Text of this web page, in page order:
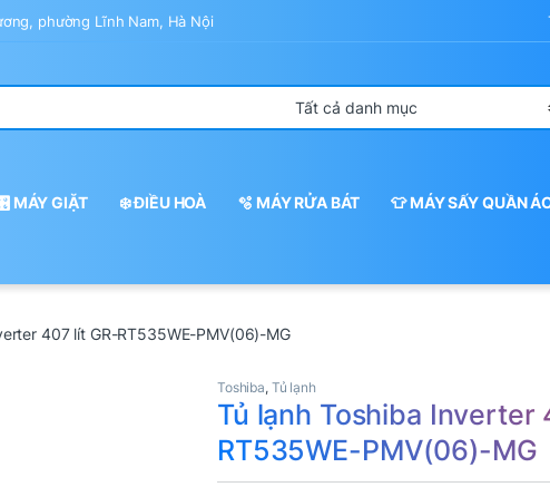
phường Lĩnh Nam, Hà Nội
MÁY GIẶT ❄️ ĐIỀU HOÀ 🫧 MÁY RỬA BÁT 👕 MÁY SẤY QUẦN
407 lít GR-RT535WE-PMV(06)-MG
Toshiba, Tủ lạnh
Tủ lạnh Toshiba Inverter
RT535WE-PMV(06)-MG